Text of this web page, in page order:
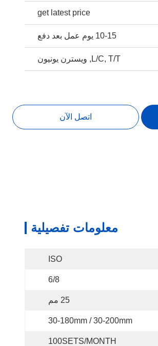
get latest price
10-15 يوم عمل بعد دفع
L/C, T/T, ويسترن يونيون
اتصل الآن
معلومات تفصيلية
ISO
6/8
25 مم
30-180mm / 30-200mm
100SETS/MONTH